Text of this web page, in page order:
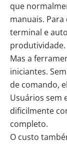
que
manuais.
terminal e
produtividade.
Mas a
iniciantes.
de comando,
Usuários sem
dificilmente
completo.
O custo